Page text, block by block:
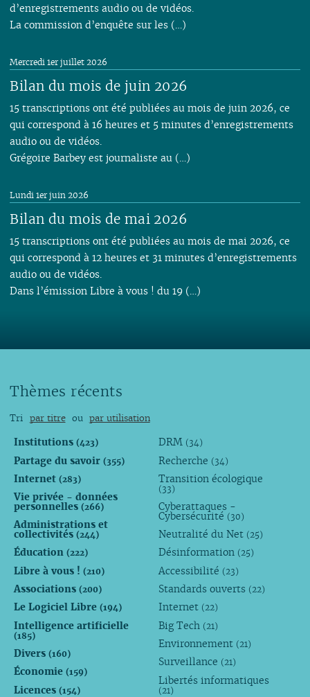
d’enregistrements audio ou de vidéos.
La commission d’enquête sur les (…)
Bilan du mois de juin 2026
Mercredi 1er juillet 2026
15 transcriptions ont été publiées au mois de juin 2026, ce
qui correspond à 16 heures et 5 minutes d’enregistrements
audio ou de vidéos.
Grégoire Barbey est journaliste au (…)
Bilan du mois de mai 2026
Lundi 1er juin 2026
15 transcriptions ont été publiées au mois de mai 2026, ce
qui correspond à 12 heures et 31 minutes d’enregistrements
audio ou de vidéos.
Dans l’émission Libre à vous ! du 19 (…)
Thèmes récents
Tri par titre ou par utilisation
Institutions (423)
Partage du savoir (355)
Internet (283)
Vie privée - données
personnelles (266)
Administrations et
collectivités (244)
Éducation (222)
Libre à vous ! (210)
Associations (200)
Le Logiciel Libre (194)
Intelligence artificielle
(185)
Divers (160)
Économie (159)
Licences (154)
DRM (34)
Recherche (34)
Transition écologique
(33)
Cyberattaques -
Cybersécurité (30)
Neutralité du Net (25)
Désinformation (25)
Accessibilité (23)
Standards ouverts (22)
Internet (22)
Big Tech (21)
Environnement (21)
Surveillance (21)
Libertés informatiques
(21)